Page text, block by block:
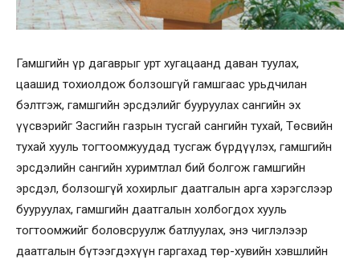
Гамшгийн үр дагаврыг урт хугацаанд даван туулах,
цаашид тохиолдож болзошгүй гамшгаас урьдчилан
бэлтгэж, гамшгийн эрсдэлийг бууруулах сангийн эх
үүсвэрийг Засгийн газрын тусгай сангийн тухай, Төсвийн
тухай хууль тогтоомжуудад тусгаж бүрдүүлэх, гамшгийн
эрсдэлийн сангийн хуримтлал бий болгож гамшгийн
эрсдэл, болзошгүй хохирлыг даатгалын арга хэрэгслээр
бууруулах, гамшгийн даатгалын холбогдох хууль
тогтоомжийг боловсруулж батлуулах, энэ чиглэлээр
даатгалын бүтээгдэхүүн гаргахад төр-хувийн хэвшлийн